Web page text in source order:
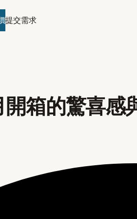
提交需求
箱的驚喜感